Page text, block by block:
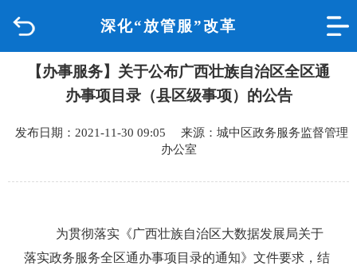
深化“放管服”改革
品质城中
互动回应
【办事服务】关于公布广西壮族自治区全区通
办事项目录（县区级事项）的公告
发布日期：2021-11-30 09:05 来源：城中区政务服务监督管理
办公室
为贯彻落实《广西壮族自治区大数据发展局关于
落实政务服务全区通办事项目录的通知》文件要求，结